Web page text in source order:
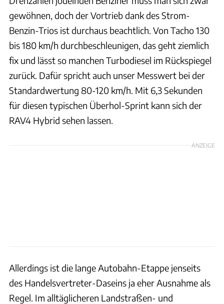
gewöhnen, doch der Vortrieb dank des Strom-
Benzin-Trios ist durchaus beachtlich. Von Tacho 130
bis 180 km/h durchbeschleunigen, das geht ziemlich
fix und lässt so manchen Turbodiesel im Rückspiegel
zurück. Dafür spricht auch unser Messwert bei der
Standardwertung 80-120 km/h. Mit 6,3 Sekunden
für diesen typischen Überhol-Sprint kann sich der
RAV4 Hybrid sehen lassen.
ANZEIGE
Allerdings ist die lange Autobahn-Etappe jenseits
des Handelsvertreter-Daseins ja eher Ausnahme als
Regel. Im alltäglicheren Landstraßen- und